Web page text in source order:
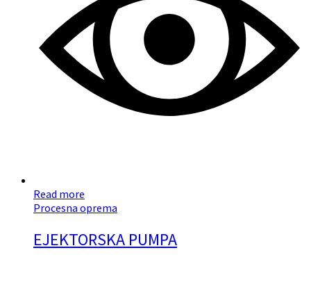
Read more
Procesna oprema
EJEKTORSKA PUMPA